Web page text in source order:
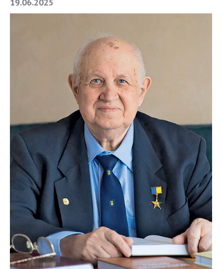
Президія НАН України
Апарат Президії
Секція фізико-технічних і математичних
Секція хімічних і біологічних наук
Секція суспільних і гуманітарних наук
Установи при Президії
Ради, комітети та комісії
Наукові центри МОН та НАН України
Громадські організації
ДІЯЛЬНІСТЬ
Засідання Президії НАН України